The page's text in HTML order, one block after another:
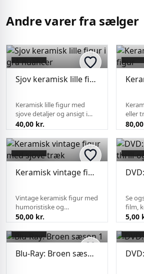
Andre varer fra sælger
Sjov keramisk lille figur i grå nuancer
Keramisk lille figur med
sjove detaljer og ansigt i
grålige og brune glasurer.
Figuren fremstår brugt
med enkelte små
brugsspor. Kan være
interessant for samlere af
keramiske ni...
40,00 kr.
eller
fine
Keramisk vintage figur med sjove træk
Vintage keramisk figur med
humoristiske og
charmerende detaljer.
Figuren fremstår med fin
patina og typisk slid fra
alder, hvilket tilføjer til dens
retro- og samlerappellen.
50,00 kr.
Se
film,
5,00
Blu-Ray: Broen sæson 1